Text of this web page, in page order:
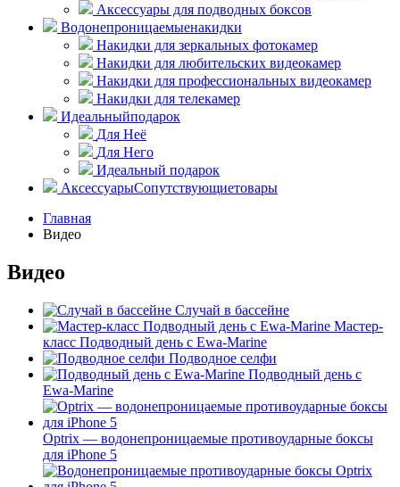
Аксессуары для подводных боксов
Водонепроницаемыенакидки
Накидки для зеркальных фотокамер
Накидки для любительских видеокамер
Накидки для профессиональных видеокамер
Накидки для телекамер
Идеальныйподарок
Для Неё
Для Него
Идеальный подарок
АксессуарыСопутствующиетовары
Главная
Видео
Видео
Случай в бассейне
Мастер-
класс Подводный день c Ewa-Marine
Подводное селфи
Подводный день с
Ewa-Marine
Optrix — водонепроницаемые противоударные боксы
для iPhone 5